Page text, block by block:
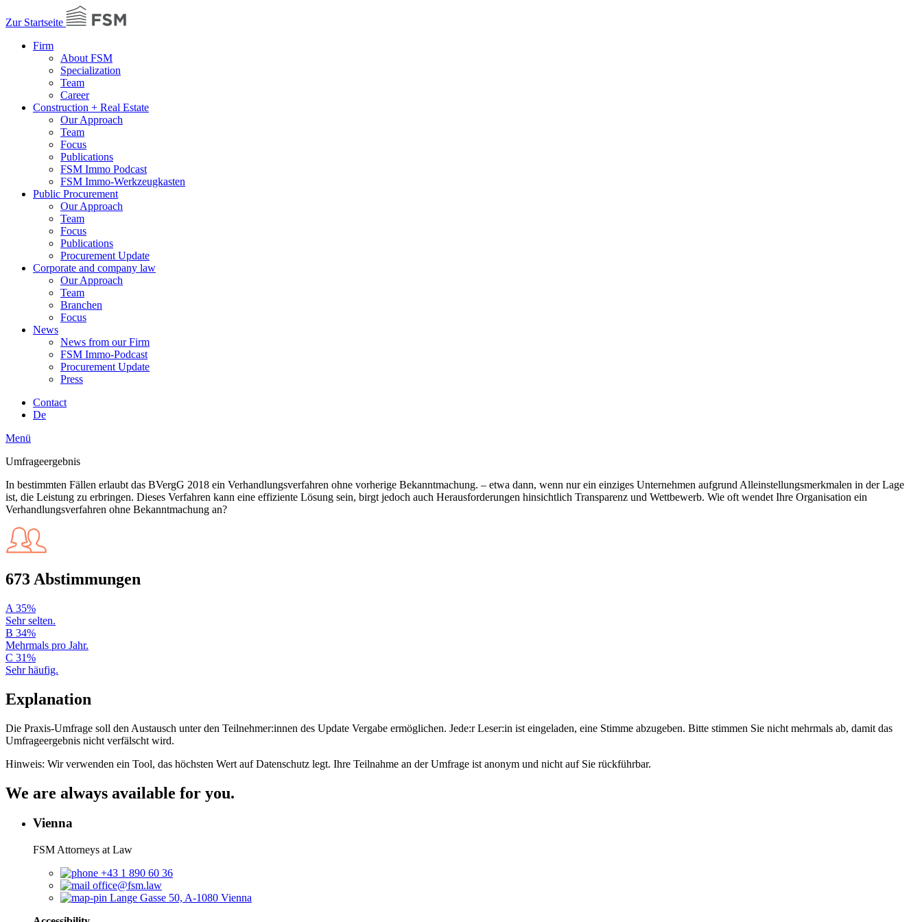
Zur Startseite
Firm
About FSM
Specialization
Team
Career
Construction + Real Estate
Our Approach
Team
Focus
Publications
FSM Immo Podcast
FSM Immo-Werkzeugkasten
Public Procurement
Our Approach
Team
Focus
Publications
Procurement Update
Corporate and company law
Our Approach
Team
Branchen
Focus
News
News from our Firm
FSM Immo-Podcast
Procurement Update
Press
Contact
De
Menü
Umfrageergebnis
In bestimmten Fällen erlaubt das BVergG 2018 ein Verhandlungsverfahren ohne vorherige Bekanntmachung. – etwa dann, wenn nur ein einziges Unternehmen aufgrund Alleinstellungsmerkmalen in der Lage
ist, die Leistung zu erbringen. Dieses Verfahren kann eine effiziente Lösung sein, birgt jedoch auch Herausforderungen hinsichtlich Transparenz und Wettbewerb. Wie oft wendet Ihre Organisation ein
Verhandlungsverfahren ohne Bekanntmachung an?
673 Abstimmungen
A 35%
Sehr selten.
B 34%
Mehrmals pro Jahr.
C 31%
Sehr häufig.
Explanation
Die Praxis-Umfrage soll den Austausch unter den Teilnehmer:innen des Update Vergabe ermöglichen. Jede:r Leser:in ist eingeladen, eine Stimme abzugeben. Bitte stimmen Sie nicht mehrmals ab, damit das
Umfrageergebnis nicht verfälscht wird.
Hinweis: Wir verwenden ein Tool, das höchsten Wert auf Datenschutz legt. Ihre Teilnahme an der Umfrage ist anonym und nicht auf Sie rückführbar.
We are always available for you.
Vienna
FSM Attorneys at Law
+43 1 890 60 36
office@fsm.law
Lange Gasse 50, A-1080 Vienna